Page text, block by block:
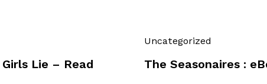
Lie – Read
Uncategorized
The Seasonaires :